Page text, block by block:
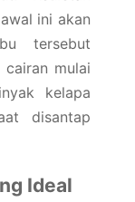
ini akan
tersebut
mulai
kelapa
disantap
Ideal